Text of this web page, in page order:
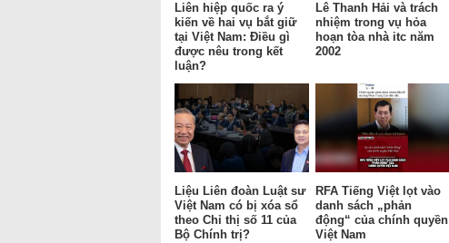
Liên hiệp quốc ra ý
kiến về hai vụ bắt giữ
tại Việt Nam: Điều gì
được nêu trong kết
luận?
Lê Thanh Hải và trách
nhiệm trong vụ hỏa
hoạn tòa nhà itc năm
2002
Liệu Liên đoàn Luật sư
Việt Nam có bị xóa sổ
theo Chỉ thị số 11 của
Bộ Chính trị?
RFA Tiếng Việt lọt vào
danh sách „phản
động“ của chính quyền
Việt Nam